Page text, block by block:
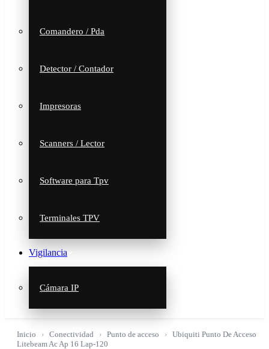
Comandero / Pda
Detector / Contador
Impresoras
Scanners / Lector
Software para Tpv
Terminales TPV
Vigilancia
Cámara IP
Inicio Conectividad Punto de acceso
Ubiquiti Punto De Acceso
Litebeam Ac Ap 16 Lap-120